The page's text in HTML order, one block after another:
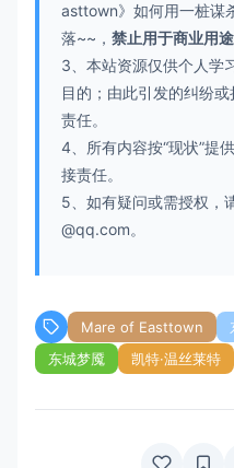
asttown》如何用一桩谋
落~~ ， 禁止用于商业用途
3、本站资源仅供个人学
目的；由此引发的纠纷
责任。
4、所有内容按“现状”提
接责任。
5、如有疑问或需授权，
@qq.com。
Mare of Easttown
东城梦魇
凯特·温丝莱特